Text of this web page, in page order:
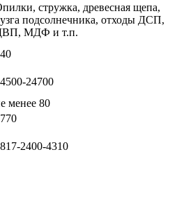
стружка, древесная щепа,
подсолнечника, отходы ДСП,
МДФ и т.п.
24700
менее 80
2400-4310